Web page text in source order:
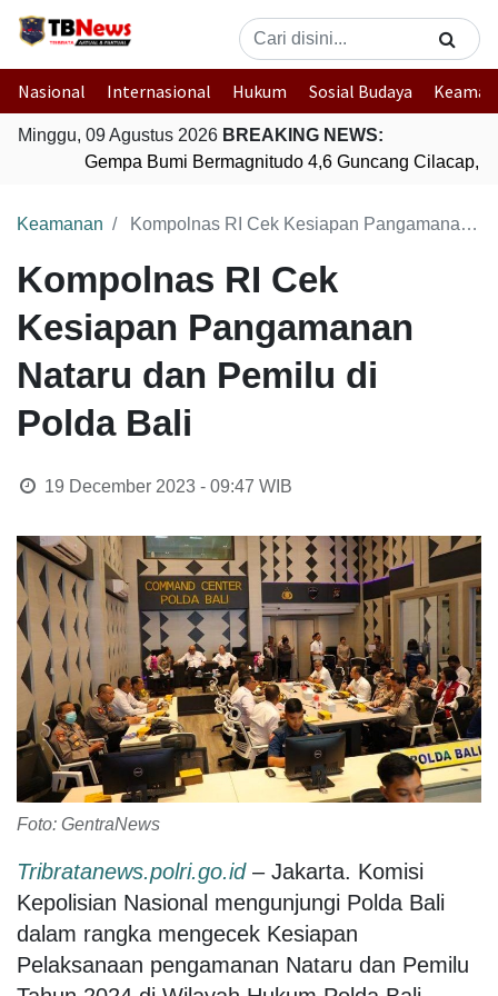
Nasional Internasional Hukum Sosial Budaya
Minggu, 09 Agustus 2026 BREAKING NEWS:
Gempa Bumi Bermagnitudo 4,6 Guncang Cilacap,
Keamanan Kompolnas RI Cek Kesiapan Pangamanan Nataru dan Pemilu di Polda Bali
Kompolnas RI Cek
Kesiapan Pangamanan
Nataru dan Pemilu di
Polda Bali
19 December 2023 - 09:47 WIB
Foto: GentraNews
Tribratanews.polri.go.id– Jakarta. Komisi
Kepolisian Nasional mengunjungi Polda Bali
dalam rangka mengecek Kesiapan
Pelaksanaan pengamanan Nataru dan Pemilu